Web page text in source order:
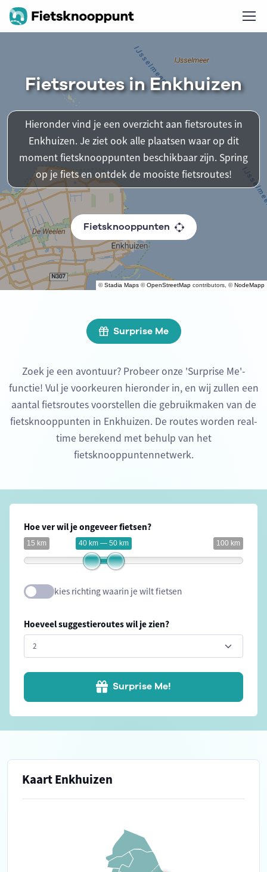
©Stadia Maps ©OpenStreetMap contributors, ©NodeMapp
Fietsroutes in Enkhuizen
Hieronder vind je een overzicht aan fietsroutes in
Enkhuizen. Je ziet ook alle plaatsen waar op dit
moment fietsknooppunten beschikbaar zijn. Spring
op je fiets en ontdek de mooiste fietsroutes!
Fietsknooppunten
Surprise Me
Zoek je een avontuur? Probeer onze 'Surprise Me'-
functie! Vul je voorkeuren hieronder in, en wij zullen een
aantal fietsroutes voorstellen die gebruikmaken van de
fietsknooppunten in Enkhuizen. De routes worden real-
time berekend met behulp van het
fietsknooppuntennetwerk.
Hoe ver wil je ongeveer fietsen?
15 km 100 km
40 km — 50 km
kies richting waarin je wilt fietsen
Hoeveel suggestieroutes wil je zien?
Surprise Me!
Kaart Enkhuizen